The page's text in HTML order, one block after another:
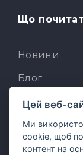
Що
Новини
Блог
База знань
Для
Цей веб-
Ми
cookie, щоб
контент на